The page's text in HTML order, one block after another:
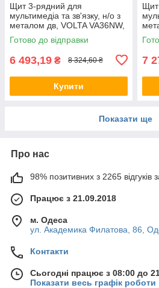
Щит 3-рядний для
мультимедіа та зв'язку, н/о з
металом дв, VOLTA VA36NW,
бокс Хагер, шафа
розподільна
Готово до відправки
6 493,19 ₴ 8 324,60 ₴
Купити
7
Показати ще
Про нас
98% позитивних з 2265 відгуків
Працює з 21.09.2018
м. Одеса
ул. Академика Филатова, 86,
Контакти
Сьогодні працює з 08:00 до
Показати весь графік роботи